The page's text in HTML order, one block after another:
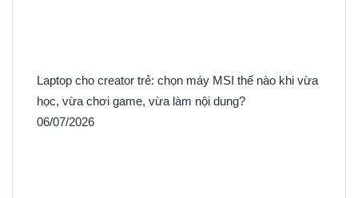
Laptop cho creator trẻ: chọn máy MSI thế nào khi vừa
học, vừa chơi game, vừa làm nội dung?
06/07/2026